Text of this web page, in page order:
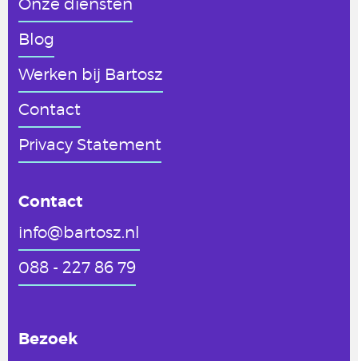
Blog
Werken bij Bartosz
Contact
Privacy Statement
Contact
info@bartosz.nl
088 - 227 86 79
Bezoek